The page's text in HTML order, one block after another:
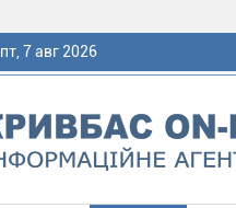
пт, 7 авг 2026